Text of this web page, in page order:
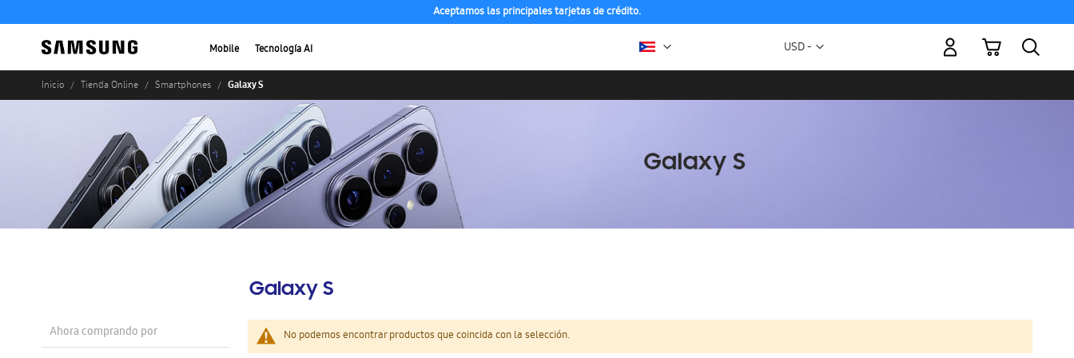
Aceptamos las principales tarjetas de crédito.
Mobile Tecnología AI Moneda
USD -
Mi carrito
Inicio Tienda Online Smartphones Galaxy S
Galaxy S
No podemos encontrar productos que coincida con la selección.
Ahora comprando por